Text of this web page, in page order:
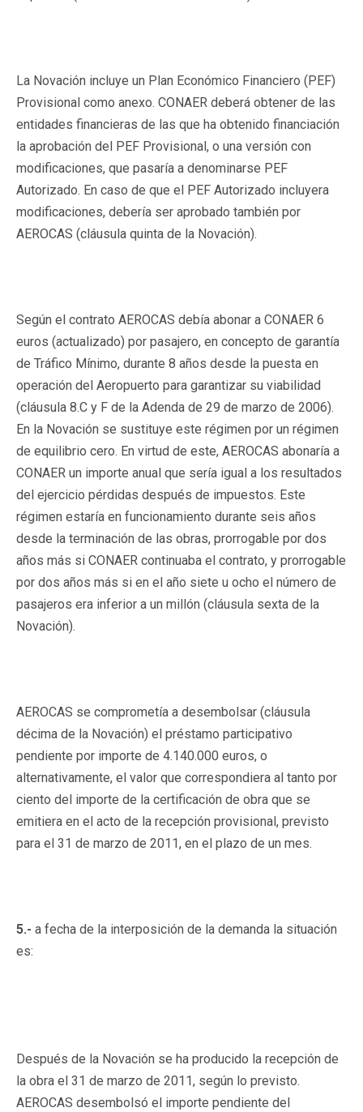
La Novación incluye un Plan Económico Financiero (PEF)
Provisional como anexo. CONAER deberá obtener de las
entidades financieras de las que ha obtenido financiación
la aprobación del PEF Provisional, o una versión con
modificaciones, que pasaría a denominarse PEF
Autorizado. En caso de que el PEF Autorizado incluyera
modificaciones, debería ser aprobado también por
AEROCAS (cláusula quinta de la Novación).
Según el contrato AEROCAS debía abonar a CONAER 6
euros (actualizado) por pasajero, en concepto de garantía
de Tráfico Mínimo, durante 8 años desde la puesta en
operación del Aeropuerto para garantizar su viabilidad
(cláusula 8.C y F de la Adenda de 29 de marzo de 2006).
En la Novación se sustituye este régimen por un régimen
de equilibrio cero. En virtud de este, AEROCAS abonaría a
CONAER un importe anual que sería igual a los resultados
del ejercicio pérdidas después de impuestos. Este
régimen estaría en funcionamiento durante seis años
desde la terminación de las obras, prorrogable por dos
años más si CONAER continuaba el contrato, y prorrogable
por dos años más si en el año siete u ocho el número de
pasajeros era inferior a un millón (cláusula sexta de la
Novación).
AEROCAS se comprometía a desembolsar (cláusula
décima de la Novación) el préstamo participativo
pendiente por importe de 4.140.000 euros, o
alternativamente, el valor que correspondiera al tanto por
ciento del importe de la certificación de obra que se
emitiera en el acto de la recepción provisional, previsto
para el 31 de marzo de 2011, en el plazo de un mes.
5.- a fecha de la interposición de la demanda la situación
es:
Después de la Novación se ha producido la recepción de
la obra el 31 de marzo de 2011, según lo previsto.
AEROCAS desembolsó el importe pendiente del